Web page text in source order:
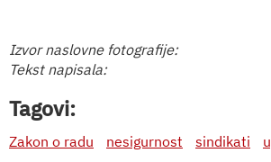
Izvor naslovne fotografije:
Tekst napisala:
Tagovi:
Zakon o radu nesigurnost sindikati